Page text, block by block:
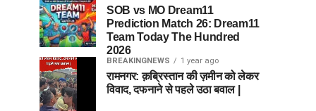
SOB vs MO Dream11
Prediction Match 26: Dream11
Team Today The Hundred
2026
BREAKINGNEWS 1 year ago
रामनगर: क़ब्रिस्तान की ज़मीन को लेकर
विवाद, दफनाने से पहले उठा बवाल |